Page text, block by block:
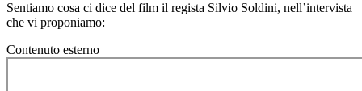
Sentiamo cosa ci dice del film il regista Silvio Soldini, nell’intervista
che vi proponiamo:
Contenuto esterno